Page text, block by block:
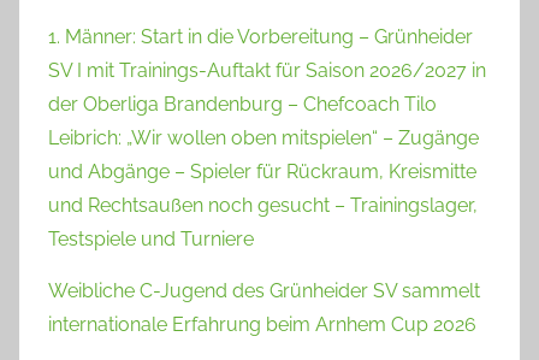
1. Männer: Start in die Vorbereitung – Grünheider
SV I mit Trainings-Auftakt für Saison 2026/2027 in
der Oberliga Brandenburg – Chefcoach Tilo
Leibrich: „Wir wollen oben mitspielen“ – Zugänge
und Abgänge – Spieler für Rückraum, Kreismitte
und Rechtsaußen noch gesucht – Trainingslager,
Testspiele und Turniere
Weibliche C-Jugend des Grünheider SV sammelt
internationale Erfahrung beim Arnhem Cup 2026